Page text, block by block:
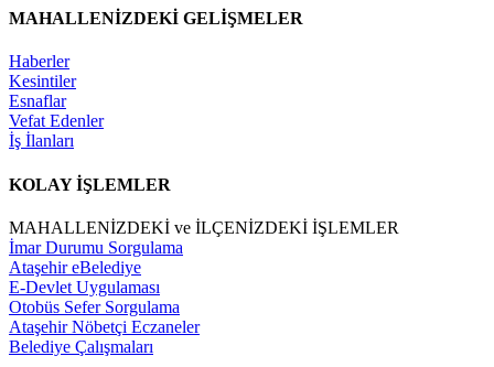
MAHALLENİZDEKİ GELİŞMELER
Haberler
Kesintiler
Esnaflar
Vefat Edenler
İş İlanları
KOLAY İŞLEMLER
MAHALLENİZDEKİ ve İLÇENİZDEKİ İŞLEMLER
İmar Durumu Sorgulama
Ataşehir eBelediye
E-Devlet Uygulaması
Otobüs Sefer Sorgulama
Ataşehir Nöbetçi Eczaneler
Belediye Çalışmaları